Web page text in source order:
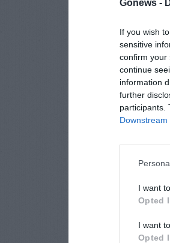
Gonews -
If you wish
sensitive
confirm your
continue
information
further
participants.
I want
Opted
I want
Opted